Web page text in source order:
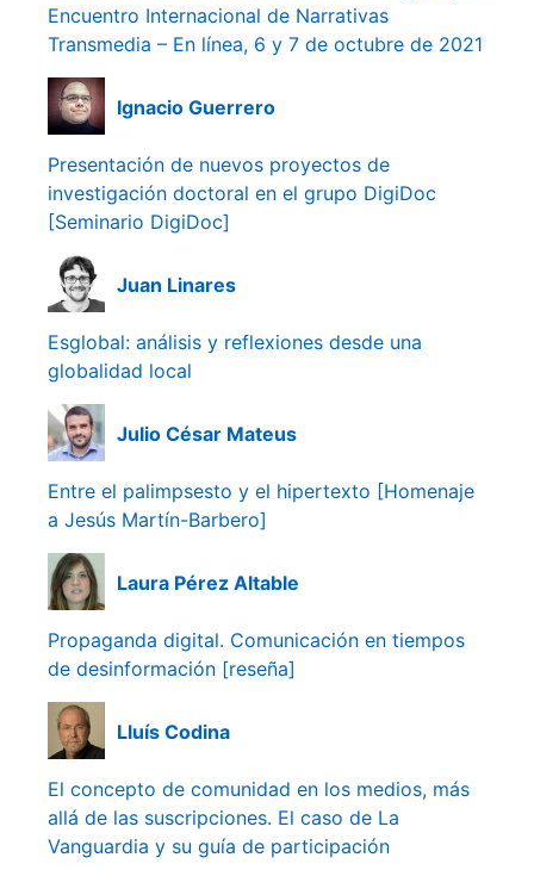
Encuentro Internacional de Narrativas
Transmedia – En línea, 6 y 7 de octubre de 2021
Ignacio Guerrero
Presentación de nuevos proyectos de
investigación doctoral en el grupo DigiDoc
[Seminario DigiDoc]
Juan Linares
Esglobal: análisis y reflexiones desde una
globalidad local
Julio César Mateus
Entre el palimpsesto y el hipertexto [Homenaje
a Jesús Martín-Barbero]
Laura Pérez Altable
Propaganda digital. Comunicación en tiempos
de desinformación [reseña]
Lluís Codina
El concepto de comunidad en los medios, más
allá de las suscripciones. El caso de La
Vanguardia y su guía de participación